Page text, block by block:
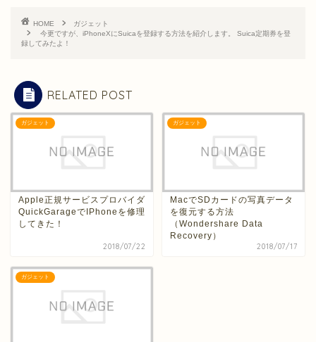
HOME
ガジェット
今更ですが、iPhoneXにSuicaを登録する方法を紹介します。 Suica定期券を登
録してみたよ！
RELATED POST
ガジェット
Apple正規サービスプロバイダ
QuickGarageでIPhoneを修理
してきた！
2018/07/22
ガジェット
MacでSDカードの写真データ
を復元する方法
（Wondershare Data
Recovery）
2018/07/17
ガジェット